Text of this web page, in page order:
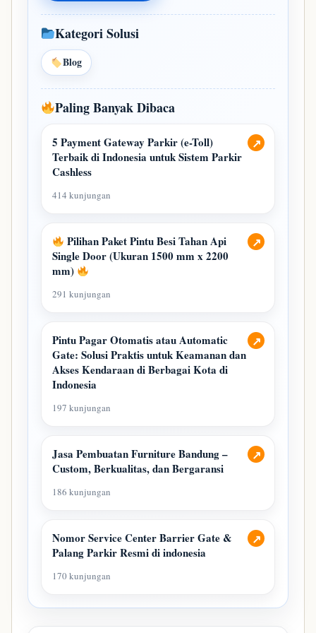
Kategori Solusi
Blog
Paling Banyak Dibaca
↗
5 Payment Gateway Parkir (e-Toll)
Terbaik di Indonesia untuk Sistem Parkir
Cashless
414 kunjungan
↗
Pilihan Paket Pintu Besi Tahan Api
Single Door (Ukuran 1500 mm x 2200
mm)
291 kunjungan
↗
Pintu Pagar Otomatis atau Automatic
Gate: Solusi Praktis untuk Keamanan dan
Akses Kendaraan di Berbagai Kota di
Indonesia
197 kunjungan
↗
Jasa Pembuatan Furniture Bandung –
Custom, Berkualitas, dan Bergaransi
186 kunjungan
↗
Nomor Service Center Barrier Gate &
Palang Parkir Resmi di indonesia
170 kunjungan